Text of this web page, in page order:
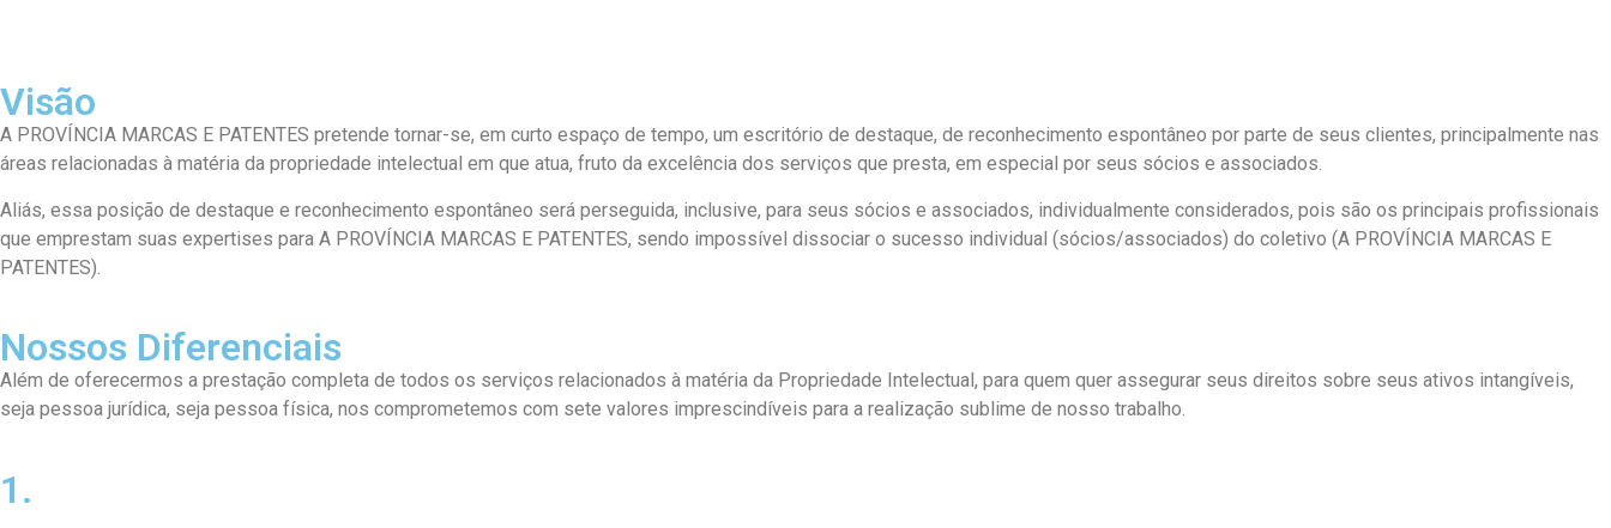
Visão
A PROVÍNCIA MARCAS E PATENTES pretende tornar-se, em curto espaço de tempo, um escritório de destaque, de reconhecimento espontâneo por parte de seus clientes, principalmente nas
áreas relacionadas à matéria da propriedade intelectual em que atua, fruto da excelência dos serviços que presta, em especial por seus sócios e associados.
Aliás, essa posição de destaque e reconhecimento espontâneo será perseguida, inclusive, para seus sócios e associados, individualmente considerados, pois são os principais profissionais
que emprestam suas expertises para A PROVÍNCIA MARCAS E PATENTES, sendo impossível dissociar o sucesso individual (sócios/associados) do coletivo (A PROVÍNCIA MARCAS E
PATENTES).
Nossos Diferenciais
Além de oferecermos a prestação completa de todos os serviços relacionados à matéria da Propriedade Intelectual, para quem quer assegurar seus direitos sobre seus ativos intangíveis,
seja pessoa jurídica, seja pessoa física, nos comprometemos com sete valores imprescindíveis para a realização sublime de nosso trabalho.
1.